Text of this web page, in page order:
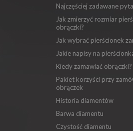
Najczęściej zadawane
Jak zmierzyć rozmiar
obrączki?
Jak wybrać pierścionek
Jakie napisy na
Kiedy zamawiać obrączki?
Pakiet korzyści przy
obrączek
Historia diamentów
Barwa diamentu
Czystość diamentu